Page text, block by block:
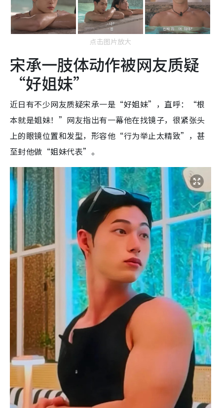
点击图片放大
宋承一肢体动作被网友质疑
“好姐妹”
近日有不少网友质疑宋承一是“好姐妹”，直呼：“根
本就是姐妹！”网友指出有一幕他在找镜子，很紧张头
上的眼镜位置和发型，形容他“行为举止太精致”，甚
至封他做“姐妹代表”。